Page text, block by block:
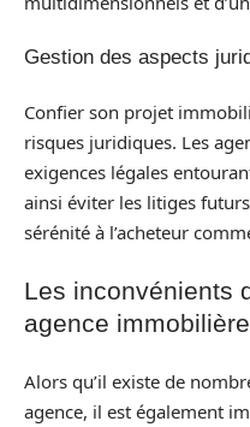
Gestion des aspects
Confier son projet
risques juridiques. Les
exigences légales
ainsi éviter les litiges
sérénité à l’acheteur
Les inconvénients
agence immobilière
Alors qu’il existe de
agence, il est également